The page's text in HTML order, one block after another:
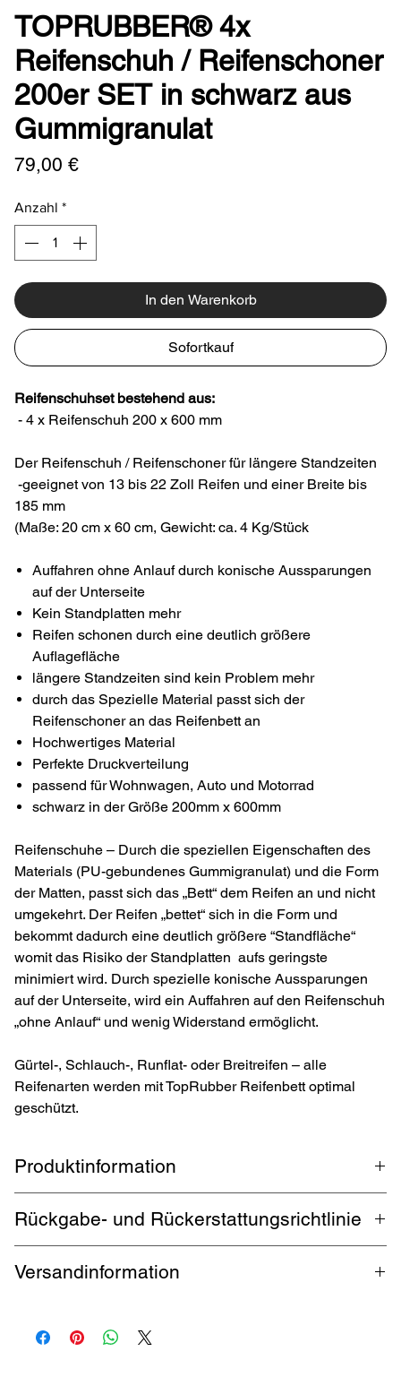
TOPRUBBER® 4x
Reifenschuh / Reifenschoner
200er SET in schwarz aus
Gummigranulat
79,00 €Preis
Anzahl *
In den Warenkorb
Sofortkauf
Reifenschuhset bestehend aus:
- 4 x Reifenschuh 200 x 600 mm
Der Reifenschuh / Reifenschoner für längere Standzeiten
-geeignet von 13 bis 22 Zoll Reifen und einer Breite bis
185 mm
(Maße: 20 cm x 60 cm, Gewicht: ca. 4 Kg/Stück
Auffahren ohne Anlauf durch konische Aussparungen
auf der Unterseite
Kein Standplatten mehr
Reifen schonen durch eine deutlich größere
Auflagefläche
längere Standzeiten sind kein Problem mehr
durch das Spezielle Material passt sich der
Reifenschoner an das Reifenbett an
Hochwertiges Material
Perfekte Druckverteilung
passend für Wohnwagen, Auto und Motorrad
schwarz in der Größe 200mm x 600mm
Reifenschuhe – Durch die speziellen Eigenschaften des
Materials (PU-gebundenes Gummigranulat) und die Form
der Matten, passt sich das „Bett“ dem Reifen an und nicht
umgekehrt. Der Reifen „bettet“ sich in die Form und
bekommt dadurch eine deutlich größere “Standfläche“
womit das Risiko der Standplatten aufs geringste
minimiert wird. Durch spezielle konische Aussparungen
auf der Unterseite, wird ein Auffahren auf den Reifenschuh
„ohne Anlauf“ und wenig Widerstand ermöglicht.
Gürtel-, Schlauch-, Runflat- oder Breitreifen – alle
Reifenarten werden mit TopRubber Reifenbett optimal
geschützt.
Produktinformation
Produktion in Deutschland, für Reifen in der Größen von 13 bis
Standplatten durch eine deutlich größere Auflagefläche und
Rückgabe- und Rückerstattungsrichtlinie
Rückerstattung innerhalb 5 Werktagen.
Versandinformation